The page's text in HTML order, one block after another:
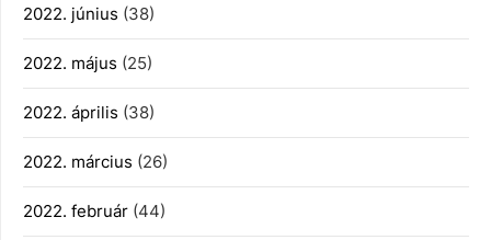
2022. június (38)
2022. május (25)
2022. április (38)
2022. március (26)
2022. február (44)